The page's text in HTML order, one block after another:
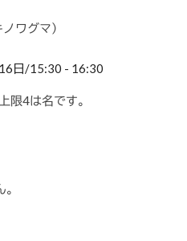
ワグマ）
日/15:30 - 16:30
限4は名です。